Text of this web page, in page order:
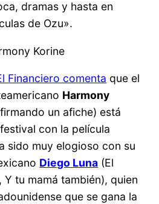
dramas y hasta en
de Ozu».
Financiero comenta que el
Harmony
un afiche) está
con la película
sido muy elogioso con su
Diego Luna (El
tu mamá también), quien
que se gana la